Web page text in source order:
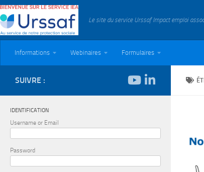
Skip to content
Le site du service Urssaf Impact emploi
Informations Webinaires Formulaires
SUIVRE :
IDENTIFICATION
Username or Email
Password